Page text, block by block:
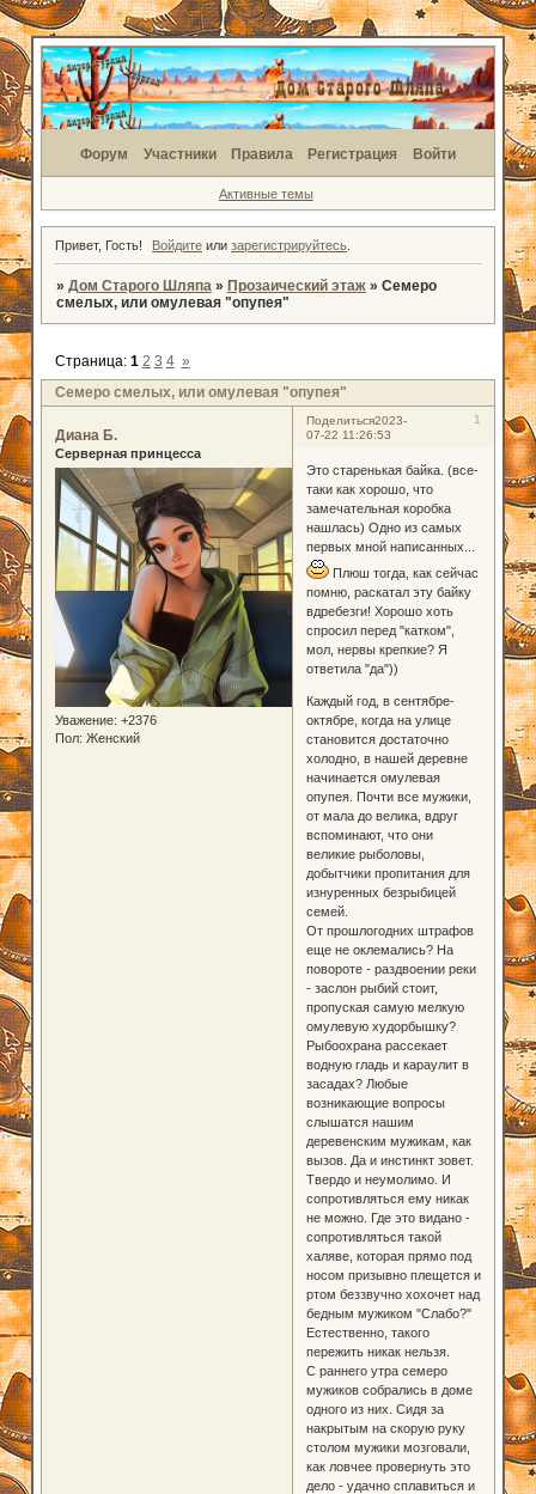
Форум Участники Правила Регистрация Войти
Активные темы
Привет, Гость! Войдите илизарегистрируйтесь
» Дом Старого Шляпа » Прозаический этаж » Семеро
смелых, или омулевая "опупея"
Семеро смелых, или омулевая "опупея"
Страница: 1 2 3 4 »
Поделиться 1
2023-
07-22 11:26:53
Диана Б.
Серверная принцесса
Уважение: +2376
Пол: Женский
Это старенькая байка. (все-
таки как хорошо, что
замечательная коробка
нашлась) Одно из самых
первых мной написанных...
Плюш тогда, как сейчас
помню, раскатал эту байку
вдребезги! Хорошо хоть
спросил перед "катком",
мол, нервы крепкие? Я
ответила "да"))
Каждый год, в сентябре-
октябре, когда на улице
становится достаточно
холодно, в нашей деревне
начинается омулевая
опупея. Почти все мужики,
от мала до велика, вдруг
вспоминают, что они
великие рыболовы,
добытчики пропитания для
изнуренных безрыбицей
семей.
От прошлогодних штрафов
еще не оклемались? На
повороте - раздвоении реки
- заслон рыбий стоит,
пропуская самую мелкую
омулевую худорбышку?
Рыбоохрана рассекает
водную гладь и караулит в
засадах? Любые
возникающие вопросы
слышатся нашим
деревенским мужикам, как
вызов. Да и инстинкт зовет.
Твердо и неумолимо. И
сопротивляться ему никак
не можно. Где это видано -
сопротивляться такой
халяве, которая прямо под
носом призывно плещется и
ртом беззвучно хохочет над
бедным мужиком "Слабо?"
Естественно, такого
пережить никак нельзя.
С раннего утра семеро
мужиков собрались в доме
одного из них. Сидя за
накрытым на скорую руку
столом мужики мозговали,
как ловчее провернуть это
дело - удачно сплавиться и